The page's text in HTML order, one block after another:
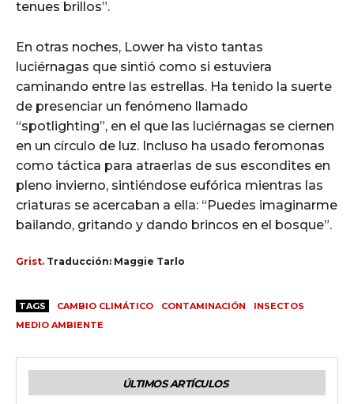
tenues brillos”.
En otras noches, Lower ha visto tantas
luciérnagas que sintió como si estuviera
caminando entre las estrellas. Ha tenido la suerte
de presenciar un fenómeno llamado
“spotlighting”, en el que las luciérnagas se ciernen
en un círculo de luz. Incluso ha usado feromonas
como táctica para atraerlas de sus escondites en
pleno invierno, sintiéndose eufórica mientras las
criaturas se acercaban a ella: “Puedes imaginarme
bailando, gritando y dando brincos en el bosque”.
Grist. Traducción: Maggie Tarlo
TAGS CAMBIO CLIMÁTICO CONTAMINACIÓN
INSECTOS
MEDIO AMBIENTE
ÚLTIMOS ARTÍCULOS